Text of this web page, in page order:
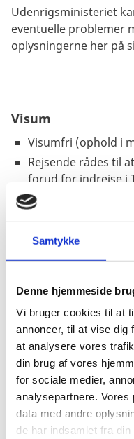
Samtykke
Denne hjemmeside
Vi bruger cookies til at
annoncer, til at vise dig
at analysere vores
din brug af vores
for sociale medier,
analysepartnere. Vores
data med andre
de har indsamlet fra
Udenrigsministeriet
eventuelle problemer
oplysningerne her på
Visum
Visumfri (ophold i
Rejsende rådes til
forud for indrejse i
Card kan findes
hér:
Pas
Pas skal være
indrejse.
Danske
Danske nødpas
udrejse. Ved
politirapport kunne
du indrejste på, er